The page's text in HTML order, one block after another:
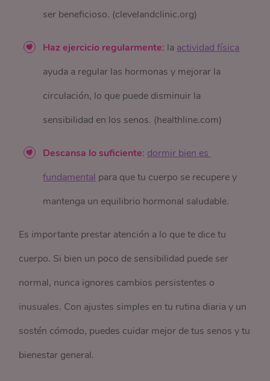
ser beneficioso. (clevelandclinic.org)
Haz ejercicio regularmente: la actividad física
ayuda a regular las hormonas y mejorar la
circulación, lo que puede disminuir la
sensibilidad en los senos. (healthline.com)
Descansa lo suficiente: dormir bien es
fundamental para que tu cuerpo se recupere y
mantenga un equilibrio hormonal saludable.
Es importante prestar atención a lo que te dice tu
cuerpo. Si bien un poco de sensibilidad puede ser
normal, nunca ignores cambios persistentes o
inusuales. Con ajustes simples en tu rutina diaria y un
sostén cómodo, puedes cuidar mejor de tus senos y tu
bienestar general.